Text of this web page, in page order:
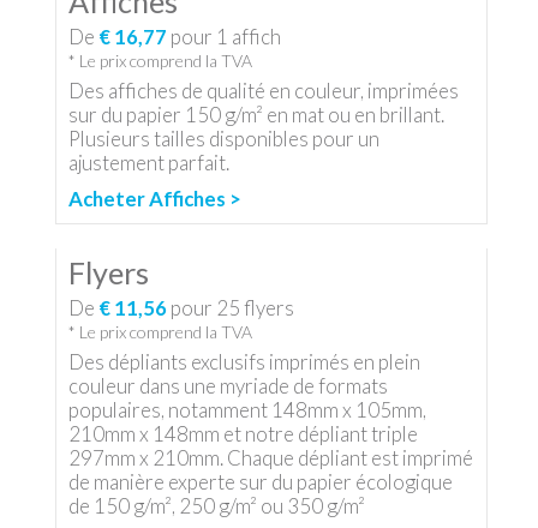
De € 16,77 pour 1 affich
* Le prix comprend la TVA
Des affiches de qualité en couleur, imprimées
sur du papier 150 g/m² en mat ou en brillant.
Plusieurs tailles disponibles pour un
ajustement parfait.
Acheter Affiches >
Flyers
De € 11,56pour 25flyers
* Le prix comprend la TVA
Des dépliants exclusifs imprimés en plein
couleur dans une myriade de formats
populaires, notamment 148mm x 105mm,
210mm x 148mm et notre dépliant triple
297mm x 210mm. Chaque dépliant est imprimé
de manière experte sur du papier écologique
de 150 g/m², 250 g/m² ou 350 g/m²